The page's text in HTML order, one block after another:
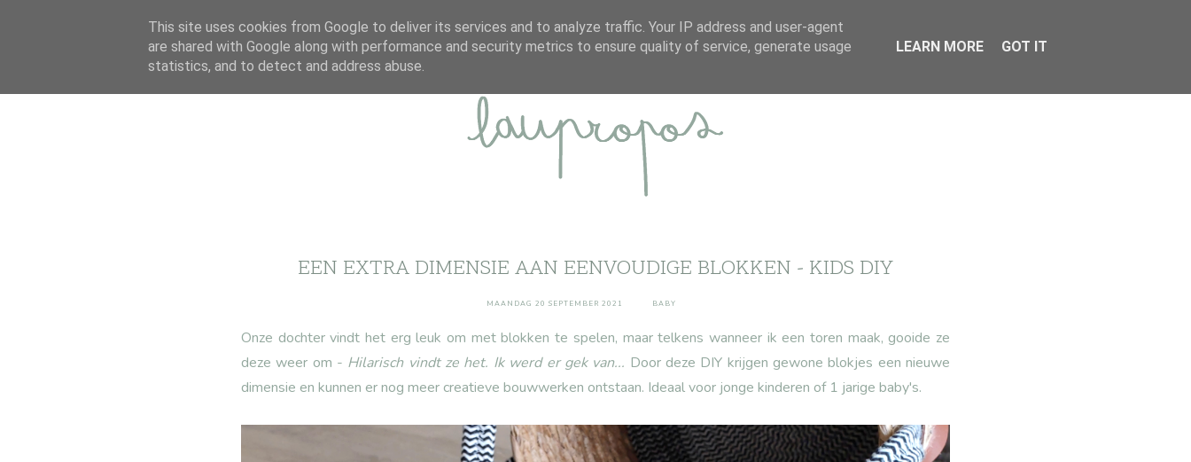
ABOUT DISCLAIMER CONTACT
EEN EXTRA DIMENSIE AAN EENVOUDIGE BLOKKEN - KIDS DIY
MAANDAG 20 SEPTEMBER 2021 BABY
Onze dochter vindt het erg leuk om met blokken te spelen, maar telkens wanneer ik een toren maak, gooide ze
deze weer om - Hilarisch vindt ze het. Ik werd er gek van... Door deze DIY krijgen gewone blokjes een nieuwe
dimensie en kunnen er nog meer creatieve bouwwerken ontstaan. Ideaal voor jonge kinderen of 1 jarige baby's.
This site uses cookies from Google to deliver its services and to analyze traffic. Your IP address and user-agent
are shared with Google along with performance and security metrics to ensure quality of service, generate usage
statistics, and to detect and address abuse.
LEARN MORE GOT IT